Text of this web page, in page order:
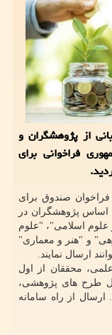
از پژوهشگران و
فراخوانی برای
فراخوان صندوق برای
اساس پژوهشگران در
علوم اسلامی"، "علوم
و "هنر و معماری"
ارسال نمایند.
محققان از اول
طرح های پژوهشی،
از راه سامانه